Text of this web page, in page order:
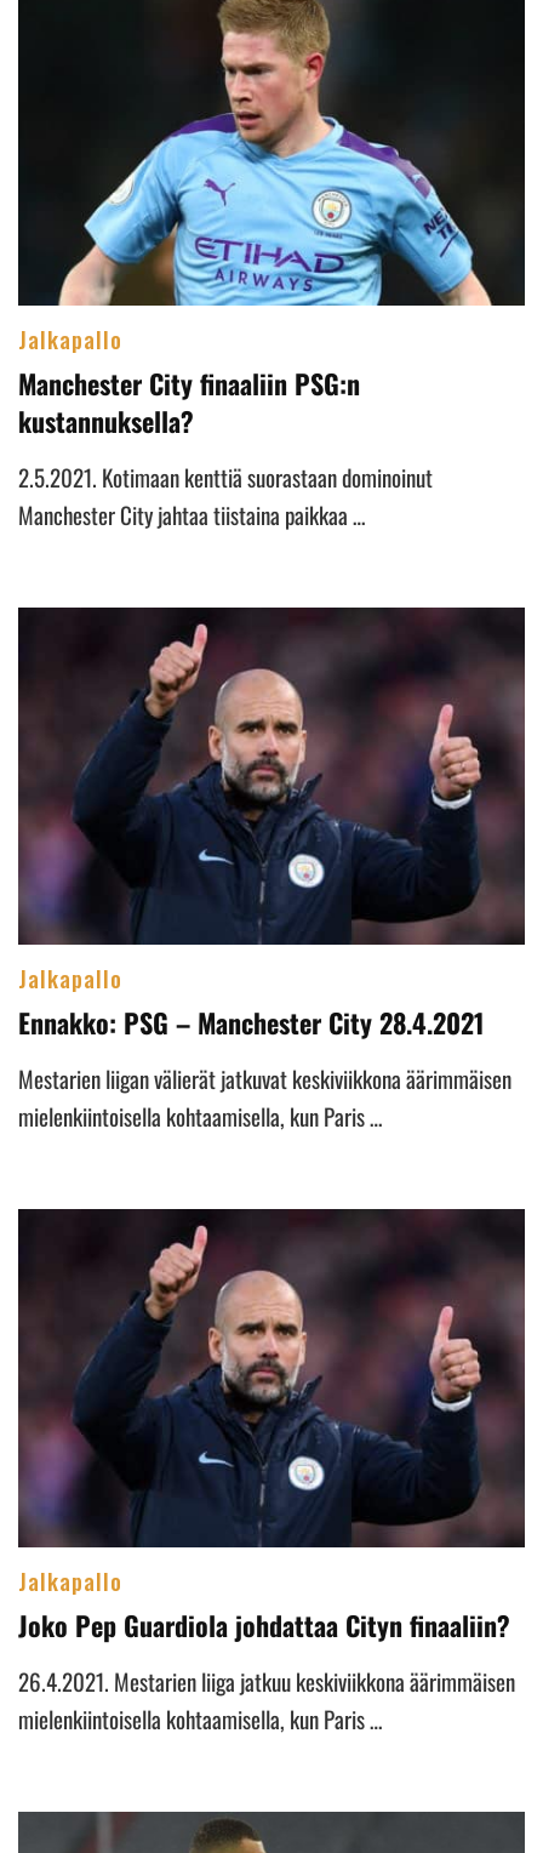
Jalkapallo
Manchester City finaaliin PSG:n
kustannuksella?
2.5.2021. Kotimaan kenttiä suorastaan dominoinut
Manchester City jahtaa tiistaina paikkaa …
Jalkapallo
Ennakko: PSG – Manchester City 28.4.2021
Mestarien liigan välierät jatkuvat keskiviikkona äärimmäisen
mielenkiintoisella kohtaamisella, kun Paris …
Jalkapallo
Joko Pep Guardiola johdattaa Cityn finaaliin?
26.4.2021. Mestarien liiga jatkuu keskiviikkona äärimmäisen
mielenkiintoisella kohtaamisella, kun Paris …